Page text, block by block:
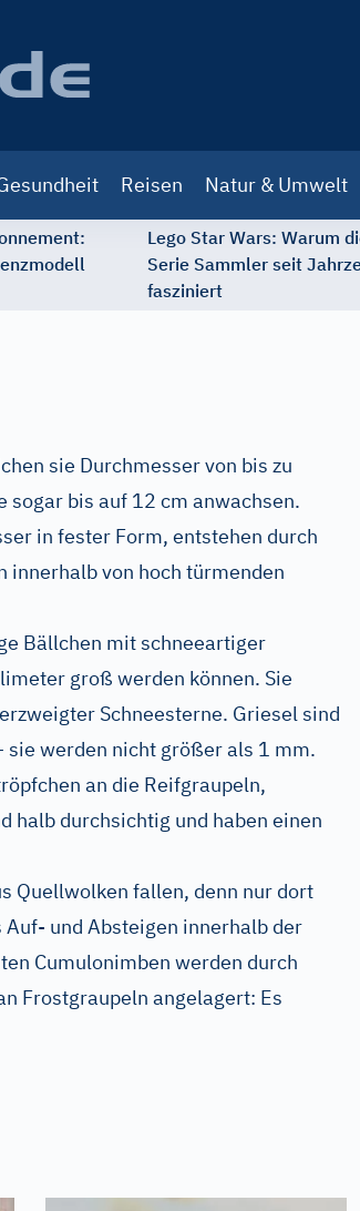
Reisen Natur & Umwelt
Lego Star Wars: Warum
Serie Sammler seit
fasziniert
sie Durchmesser von bis zu
sogar bis auf 12 cm anwachsen.
in fester Form, entstehen durch
innerhalb von hoch türmenden
Bällchen mit schneeartiger
groß werden können. Sie
Schneesterne. Griesel sind
sie werden nicht größer als 1 mm.
an die Reifgraupeln,
halb durchsichtig und haben einen
Quellwolken fallen, denn nur dort
und Absteigen innerhalb der
Cumulonimben werden durch
Frostgraupeln angelagert: Es